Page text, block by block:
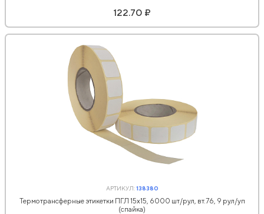
122.70 ₽
АРТИКУЛ:138380
Термотрансферные этикетки ПГЛ 15х15, 6000 шт/рул, вт.76, 9 рул/уп
(спайка)